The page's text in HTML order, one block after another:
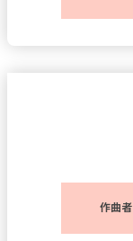
作曲者